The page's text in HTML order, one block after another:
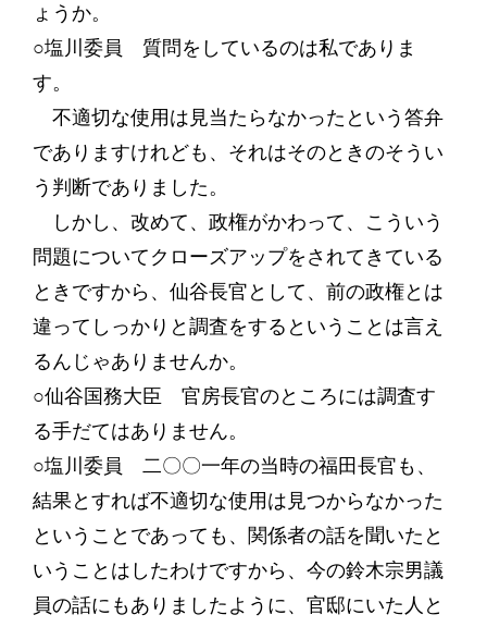
ょうか。
○塩川委員 質問をしているのは私でありま
す。
不適切な使用は見当たらなかったという答弁
でありますけれども、それはそのときのそうい
う判断でありました。
しかし、改めて、政権がかわって、こういう
問題についてクローズアップをされてきている
ときですから、仙谷長官として、前の政権とは
違ってしっかりと調査をするということは言え
るんじゃありませんか。
○仙谷国務大臣 官房長官のところには調査す
る手だてはありません。
○塩川委員 二〇〇一年の当時の福田長官も、
結果とすれば不適切な使用は見つからなかった
ということであっても、関係者の話を聞いたと
いうことはしたわけですから、今の鈴木宗男議
員の話にもありましたように、官邸にいた人と